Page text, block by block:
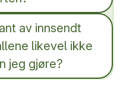
av innsendt
likevel ikke
jeg gjøre?